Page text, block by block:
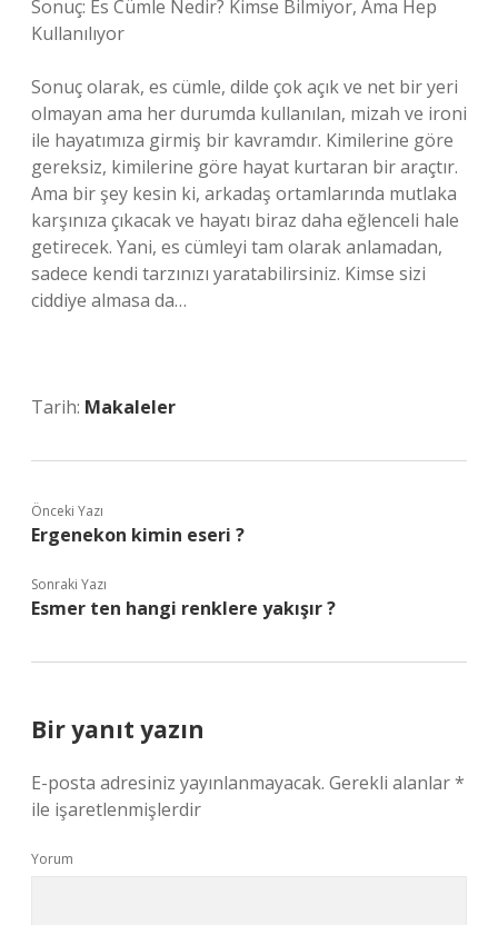
Sonuç: Es Cümle Nedir? Kimse Bilmiyor, Ama Hep
Kullanılıyor
Sonuç olarak, es cümle, dilde çok açık ve net bir yeri
olmayan ama her durumda kullanılan, mizah ve ironi
ile hayatımıza girmiş bir kavramdır. Kimilerine göre
gereksiz, kimilerine göre hayat kurtaran bir araçtır.
Ama bir şey kesin ki, arkadaş ortamlarında mutlaka
karşınıza çıkacak ve hayatı biraz daha eğlenceli hale
getirecek. Yani, es cümleyi tam olarak anlamadan,
sadece kendi tarzınızı yaratabilirsiniz. Kimse sizi
ciddiye almasa da…
Tarih: Makaleler
Önceki Yazı
Ergenekon kimin eseri ?
Sonraki Yazı
Esmer ten hangi renklere yakışır ?
Bir yanıt yazın
E-posta adresiniz yayınlanmayacak. Gerekli alanlar*
ile işaretlenmişlerdir
Yorum